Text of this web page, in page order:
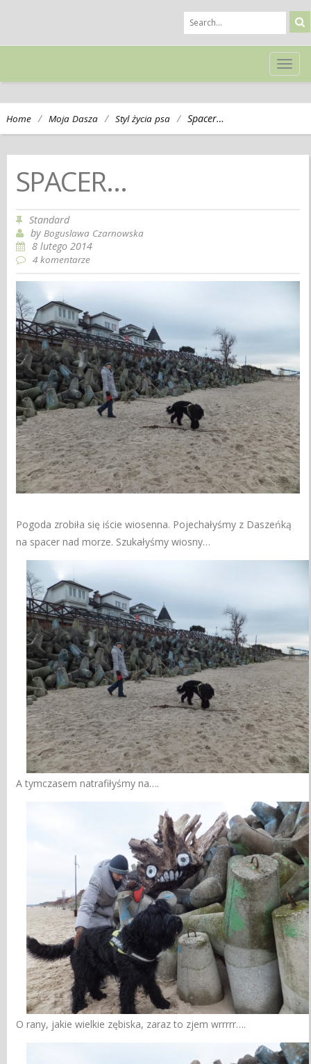
Home / Moja Dasza / Styl życia psa / Spacer…
SPACER…
Standard
byBoguslawa Czarnowska
8 lutego 2014
4 komentarze
Pogoda zrobiła się iście wiosenna. Pojechałyśmy z Daszeńką
na spacer nad morze. Szukałyśmy wiosny…
A tymczasem natrafiłyśmy na….
O rany, jakie wielkie zębiska, zaraz to zjem wrrrrr….